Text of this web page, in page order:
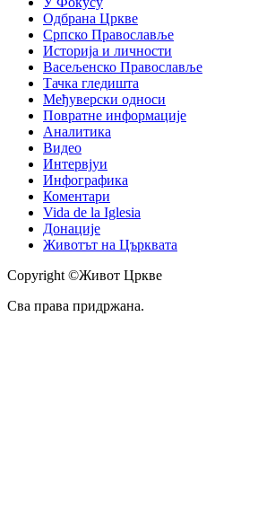
Одбрана Цркве
Српско Православље
Историја и личности
Васељенско Православље
Тачка гледишта
Међуверски односи
Повратне информације
Аналитика
Видео
Интервјуи
Инфографика
Коментари
Vida de la Iglesia
Донације
Животът на Църквата
Copyright ©Живот Цркве
Сва права придржана.